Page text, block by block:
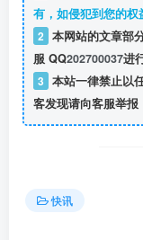
有，如侵犯到您的权
2 本网站的文章部
服 QQ202700037进
3 本站一律禁止以
客发现请向客服举报
快讯